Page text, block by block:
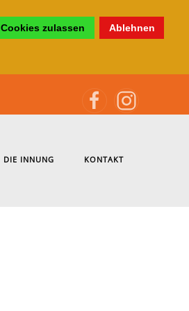
Cookies zulassen Ablehnen
DIE INNUNG KONTAKT